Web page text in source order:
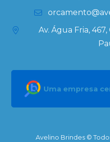
Av. Água Fria,
Uma empresa
Avelino Brindes ©